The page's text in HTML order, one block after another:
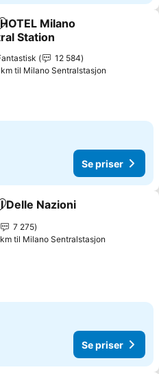
til i favoritter
Milano
Station
12 584
til Milano Sentralstasjon
Se priser
til i favoritter
Delle Nazioni
7 275
til Milano Sentralstasjon
Se priser